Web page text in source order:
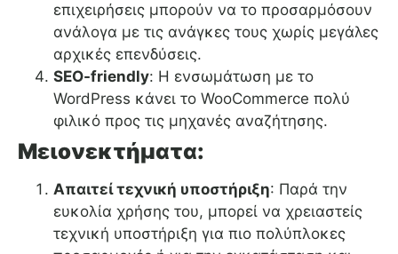
επιχειρήσεις μπορούν να το προσαρμόσουν
ανάλογα με τις ανάγκες τους χωρίς μεγάλες
αρχικές επενδύσεις.
SEO-friendly: Η ενσωμάτωση με το
WordPress κάνει το WooCommerce πολύ
φιλικό προς τις μηχανές αναζήτησης.
Μειονεκτήματα:
Απαιτεί τεχνική υποστήριξη: Παρά την
ευκολία χρήσης του, μπορεί να χρειαστείς
τεχνική υποστήριξη για πιο πολύπλοκες